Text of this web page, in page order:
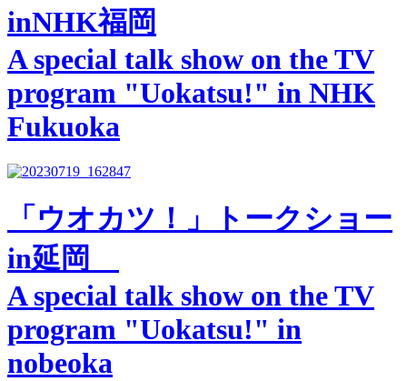
inNHK福岡
A special talk show on the TV
program "Uokatsu!" in NHK
Fukuoka
「ウオカツ！」トークショー
in延岡
A special talk show on the TV
program "Uokatsu!" in
nobeoka